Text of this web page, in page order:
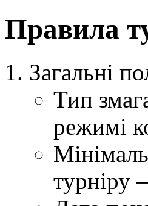
Правила
Загальні
Тип
режимі
турніру